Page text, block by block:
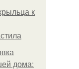
к
дома: